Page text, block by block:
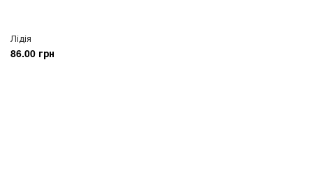
Лідія
86.00 грн